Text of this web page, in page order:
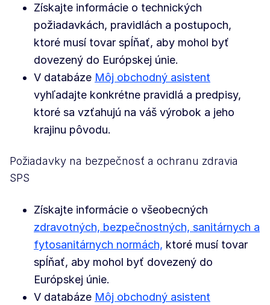
Získajte informácie o technických
požiadavkách, pravidlách a postupoch,
ktoré musí tovar spĺňať, aby mohol byť
dovezený do Európskej únie.
V databáze Môj obchodný asistent
vyhľadajte konkrétne pravidlá a predpisy,
ktoré sa vzťahujú na váš výrobok a jeho
krajinu pôvodu.
Požiadavky na bezpečnosť a ochranu zdravia
SPS
Získajte informácie o všeobecných
zdravotných, bezpečnostných, sanitárnych a
fytosanitárnych normách, ktoré musí tovar
spĺňať, aby mohol byť dovezený do
Európskej únie.
V databáze Môj obchodný asistent